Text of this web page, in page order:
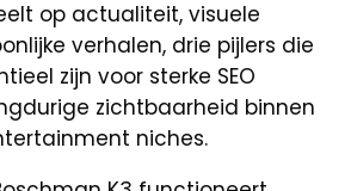
op actualiteit, visuele
verhalen, drie pijlers die
zijn voor sterke SEO
zichtbaarheid binnen
niches.